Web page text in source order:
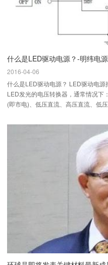
什么是LED驱动电源？-明纬电源
2016-04-06
什么是LED驱动电源？ LED驱动电
LED发光的电压转换器，通常情况下
(即市电)、低压直流、高压直流、低